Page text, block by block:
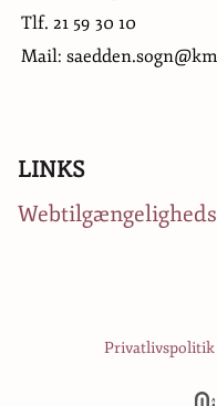
Tlf. 21 59 30 10
Mail:
LINKS
Privatlivspolitik